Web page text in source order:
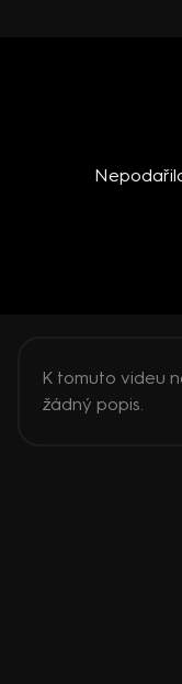
K tomuto videu
žádný popis.